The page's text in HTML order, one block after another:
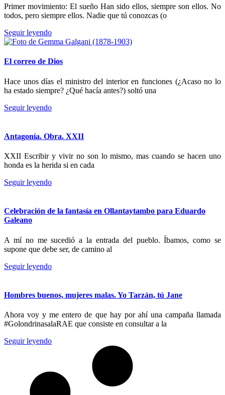
Primer movimiento: El sueño Han sido ellos, siempre son ellos. No
todos, pero siempre ellos. Nadie que tú conozcas (o
Seguir leyendo
El correo de Dios
Hace unos días el ministro del interior en funciones (¿Acaso no lo
ha estado siempre? ¿Qué hacía antes?) soltó una
Seguir leyendo
Antagonía. Obra. XXII
XXII Escribir y vivir no son lo mismo, mas cuando se hacen uno
honda es la herida si en cada
Seguir leyendo
Celebración de la fantasía en Ollantaytambo para Eduardo
Galeano
A mí no me sucedió a la entrada del pueblo. Íbamos, como se
supone que debe ser, de camino al
Seguir leyendo
Hombres buenos, mujeres malas. Yo Tarzán, tú Jane
Ahora voy y me entero de que hay por ahí una campaña llamada
#GolondrinasalaRAE que consiste en consultar a la
Seguir leyendo